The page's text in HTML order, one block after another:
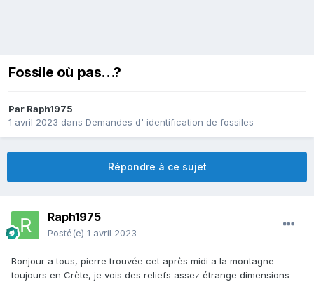
Fossile où pas...?
Par Raph1975
1 avril 2023 dans Demandes d' identification de fossiles
Répondre à ce sujet
Raph1975
Posté(e) 1 avril 2023
Bonjour a tous, pierre trouvée cet après midi a la montagne
toujours en Crète, je vois des reliefs assez étrange dimensions